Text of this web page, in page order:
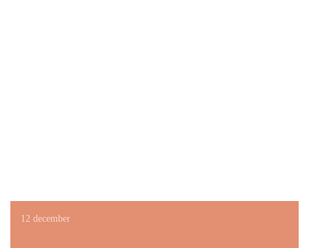
12 december